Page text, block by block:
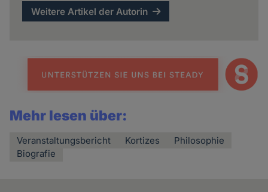
Weitere Artikel der Autorin
Mehr lesen über:
Veranstaltungsbericht Kortizes
Philosophie
Biografie